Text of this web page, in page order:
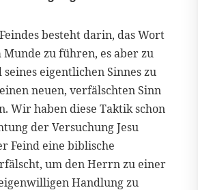
besteht darin, das Wort
Munde zu führen, es aber zu
eigentlichen Sinnes zu
neuen, verfälschten Sinn
Wir haben diese Taktik schon
der Versuchung Jesu
Feind eine biblische
um den Herrn zu einer
Handlung zu